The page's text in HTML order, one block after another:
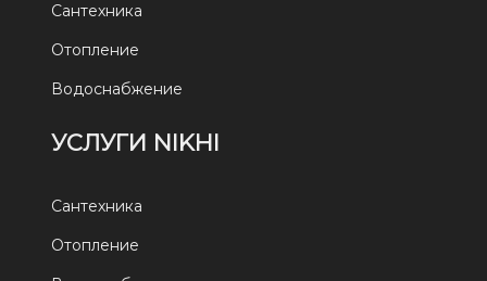
Сантехника
Отопление
Водоснабжение
УСЛУГИ NIKHI
Сантехника
Отопление